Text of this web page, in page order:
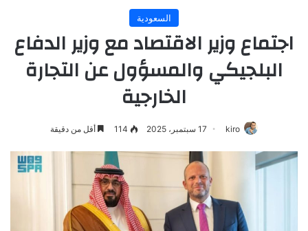
السعودية
اجتماع وزير الاقتصاد مع وزير الدفاع
البلجيكي والمسؤول عن التجارة
الخارجية
kiro 17 سبتمبر، 2025 114 أقل من دقيقة